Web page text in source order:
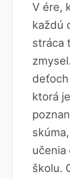
V ére,
každú
stráca
ktorá
učenia
školu.